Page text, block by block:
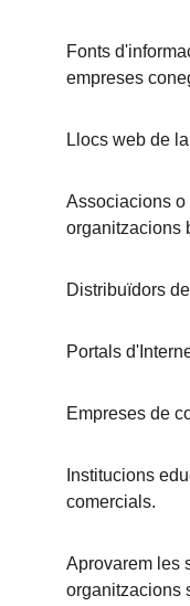
Fonts
empreses
Llocs web de
Associacions o
organitzacions
Distribuïdors
Portals
Empreses de
Institucions
comercials.
Aprovarem les
organitzacions